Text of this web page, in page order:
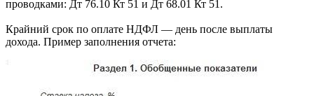
проводками: Дт 76.10 Кт 51 и Дт 68.01 Кт 51.
Крайний срок по оплате НДФЛ — день после выплаты
дохода. Пример заполнения отчета: